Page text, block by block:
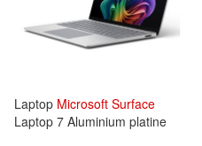
Laptop Microsoft Surface
Laptop 7 Aluminium platine